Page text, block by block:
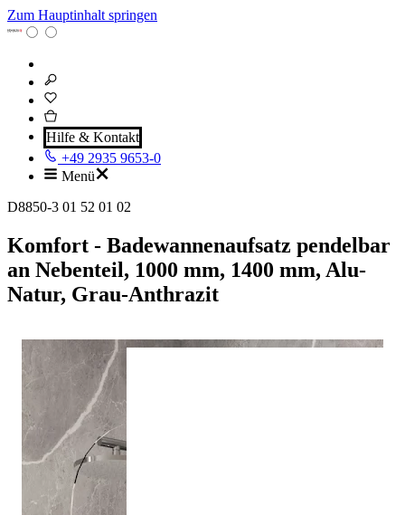
Zum Hauptinhalt springen
Hilfe & Kontakt
+49 2935 9653-0
Menü
D8850-3 01 52 01 02
Komfort - Badewannenaufsatz pendelbar
an Nebenteil, 1000 mm, 1400 mm, Alu-
Natur, Grau-Anthrazit